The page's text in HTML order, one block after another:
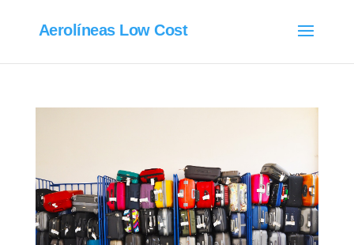
Aerolíneas Low Cost